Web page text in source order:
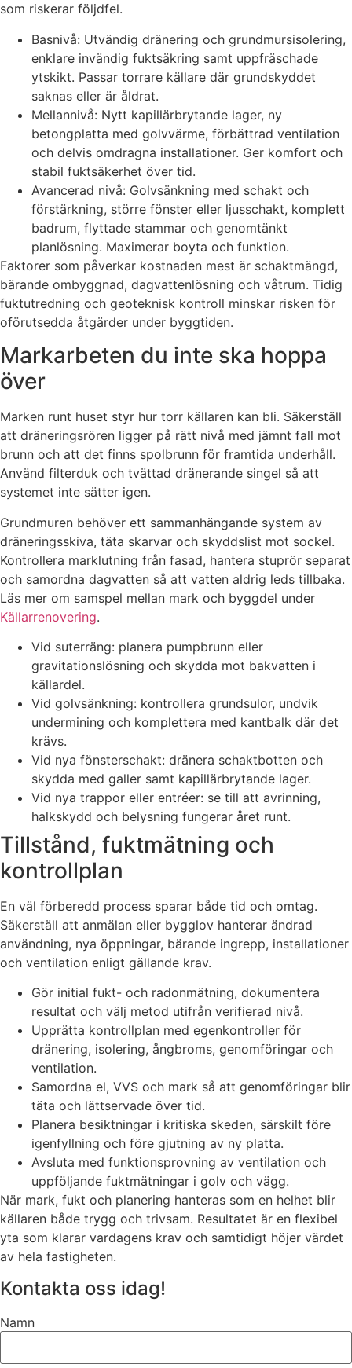
som riskerar följdfel.
Basnivå: Utvändig dränering och grundmursisolering,
enklare invändig fuktsäkring samt uppfräschade
ytskikt. Passar torrare källare där grundskyddet
saknas eller är åldrat.
Mellannivå: Nytt kapillärbrytande lager, ny
betongplatta med golvvärme, förbättrad ventilation
och delvis omdragna installationer. Ger komfort och
stabil fuktsäkerhet över tid.
Avancerad nivå: Golvsänkning med schakt och
förstärkning, större fönster eller ljusschakt, komplett
badrum, flyttade stammar och genomtänkt
planlösning. Maximerar boyta och funktion.
Faktorer som påverkar kostnaden mest är schaktmängd,
bärande ombyggnad, dagvattenlösning och våtrum. Tidig
fuktutredning och geoteknisk kontroll minskar risken för
oförutsedda åtgärder under byggtiden.
Markarbeten du inte ska hoppa
över
Marken runt huset styr hur torr källaren kan bli. Säkerställ
att dräneringsrören ligger på rätt nivå med jämnt fall mot
brunn och att det finns spolbrunn för framtida underhåll.
Använd filterduk och tvättad dränerande singel så att
systemet inte sätter igen.
Grundmuren behöver ett sammanhängande system av
dräneringsskiva, täta skarvar och skyddslist mot sockel.
Kontrollera marklutning från fasad, hantera stuprör separat
och samordna dagvatten så att vatten aldrig leds tillbaka.
Läs mer om samspel mellan mark och byggdel under
Källarrenovering.
Vid suterräng: planera pumpbrunn eller
gravitationslösning och skydda mot bakvatten i
källardel.
Vid golvsänkning: kontrollera grundsulor, undvik
undermining och komplettera med kantbalk där det
krävs.
Vid nya fönsterschakt: dränera schaktbotten och
skydda med galler samt kapillärbrytande lager.
Vid nya trappor eller entréer: se till att avrinning,
halkskydd och belysning fungerar året runt.
Tillstånd, fuktmätning och
kontrollplan
En väl förberedd process sparar både tid och omtag.
Säkerställ att anmälan eller bygglov hanterar ändrad
användning, nya öppningar, bärande ingrepp, installationer
och ventilation enligt gällande krav.
Gör initial fukt- och radonmätning, dokumentera
resultat och välj metod utifrån verifierad nivå.
Upprätta kontrollplan med egenkontroller för
dränering, isolering, ångbroms, genomföringar och
ventilation.
Samordna el, VVS och mark så att genomföringar blir
täta och lättservade över tid.
Planera besiktningar i kritiska skeden, särskilt före
igenfyllning och före gjutning av ny platta.
Avsluta med funktionsprovning av ventilation och
uppföljande fuktmätningar i golv och vägg.
När mark, fukt och planering hanteras som en helhet blir
källaren både trygg och trivsam. Resultatet är en flexibel
yta som klarar vardagens krav och samtidigt höjer värdet
av hela fastigheten.
Kontakta oss idag!
Namn